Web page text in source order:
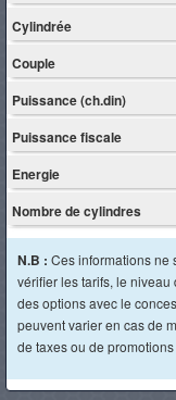
Cylindrée
Couple
Puissance (ch.din)
Puissance fiscale
Energie
Nombre de cylindres
N.B : Ces informations ne
vérifier les tarifs, le
des options avec le
peuvent varier en cas de
de taxes ou de